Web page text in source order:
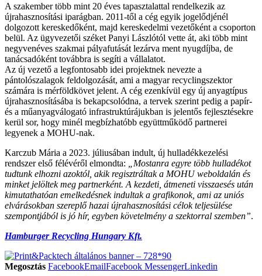
A szakember több mint 20 éves tapasztalattal rendelkezik az
újrahasznosítási iparágban. 2011-től a cég egyik jogelődjénél
dolgozott kereskedőként, majd kereskedelmi vezetőként a csoporton
belül. Az ügyvezetői széket Panyi Lászlótól vette át, aki több mint
negyvenéves szakmai pályafutását lezárva ment nyugdíjba, de
tanácsadóként továbbra is segíti a vállalatot.
Az új vezető a legfontosabb idei projektnek nevezte a
pántolószalagok feldolgozását, ami a magyar recyclingszektor
számára is mérföldkövet jelent. A cég ezenkívül egy új anyagtípus
újrahasznosításába is bekapcsolódna, a tervek szerint pedig a papír-
és a műanyagválogató infrastruktúrájukban is jelentős fejlesztésekre
kerül sor, hogy minél megbízhatóbb együttműködő partnerei
legyenek a MOHU-nak.
Karczub Mária a 2023. júliusában indult, új hulladékkezelési
rendszer első félévéről elmondta:
„Mostanra egyre több hulladékot
tudtunk elhozni azoktól, akik regisztráltak a MOHU weboldalán és
minket jelöltek meg partnerként. A kezdeti, átmeneti visszaesés után
kimutathatóan emelkedésnek indultak a grafikonok, ami az uniós
elvárásokban szereplő hazai újrahasznosítási célok teljesülése
szempontjából is jó hír, egyben követelmény a szektorral szemben”.
Hamburger Recycling Hungary Kft.
Megosztás FacebookEmailFacebook MessengerLinkedin